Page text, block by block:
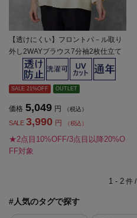
【透けにくい】フロントパ－ル取り
外し2WAYブラウス7分袖2枚仕立て
UVカットSOFFICE通年【レディー
SALE 21%OFF OUTLET
価格 5,049 円 （税込）
SALE 3,990 円 （税込）
★2点目10%OFF/3点目以降20%O
FF対象
1 - 2件 /
#人気のタグで探す